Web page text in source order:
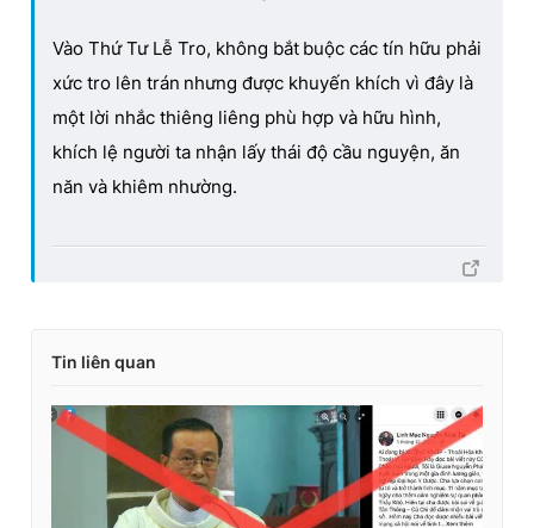
Vào Thứ Tư Lễ Tro, không bắt buộc các tín hữu phải
xức tro lên trán nhưng được khuyến khích vì đây là
một lời nhắc thiêng liêng phù hợp và hữu hình,
khích lệ người ta nhận lấy thái độ cầu nguyện, ăn
năn và khiêm nhường.
Tin liên quan